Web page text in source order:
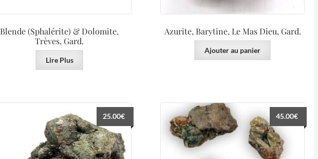
Blende (Sphalérite) & Dolomite,
Trèves, Gard.
Lire Plus
Azurite, Barytine, Le Mas Dieu, Gard.
Ajouter au panier
25.00€ 45.00€